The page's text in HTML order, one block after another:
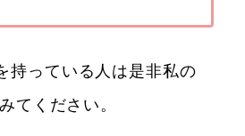
持っている人は是非私の
てください。